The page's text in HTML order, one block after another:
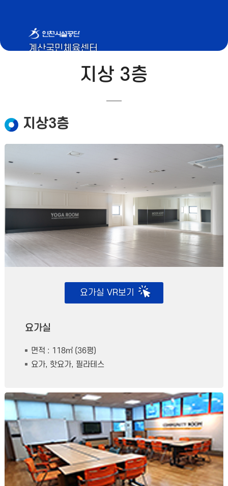
계산국민체육센터
지상 3층
지상3층
요가실 VR보기
요가실
면적 : 118㎡ (36평)
요가, 핫요가, 필라테스